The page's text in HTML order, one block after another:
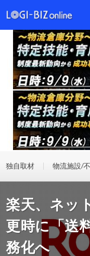
独自取材 物流施設/
楽天、ネッ
更時に「送
務化へ